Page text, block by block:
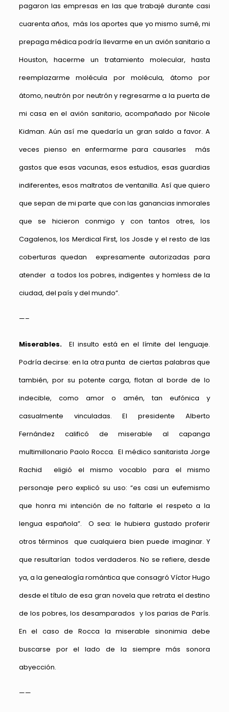
pagaron las empresas en las que trabajé durante casi
cuarenta años, más los aportes que yo mismo sumé, mi
prepaga médica podría llevarme en un avión sanitario a
Houston, hacerme un tratamiento molecular, hasta
reemplazarme molécula por molécula, átomo por
átomo, neutrón por neutrón y regresarme a la puerta de
mi casa en el avión sanitario, acompañado por Nicole
Kidman. Aún así me quedaría un gran saldo a favor. A
veces pienso en enfermarme para causarles más
gastos que esas vacunas, esos estudios, esas guardias
indiferentes, esos maltratos de ventanilla. Así que quiero
que sepan de mi parte que con las ganancias inmorales
que se hicieron conmigo y con tantos otres, los
Cagalenos, los Merdical First, los Josde y el resto de las
coberturas quedan expresamente autorizadas para
atender a todos los pobres, indigentes y homless de la
ciudad, del país y del mundo”.
—–
Miserables.El insulto está en el límite del lenguaje.
Podría decirse: en la otra punta de ciertas palabras que
también, por su potente carga, flotan al borde de lo
indecible, como amor o amén, tan eufónica y
casualmente vinculadas. El presidente Alberto
Fernández calificó de miserable al capanga
multimillonario Paolo Rocca. El médico sanitarista Jorge
Rachid eligió el mismo vocablo para el mismo
personaje pero explicó su uso: “es casi un eufemismo
que honra mi intención de no faltarle el respeto a la
lengua española”. O sea: le hubiera gustado proferir
otros términos que cualquiera bien puede imaginar. Y
que resultarían todos verdaderos. No se refiere, desde
ya, a la genealogía romántica que consagró Víctor Hugo
desde el título de esa gran novela que retrata el destino
de los pobres, los desamparados y los parias de París.
En el caso de Rocca la miserable sinonimia debe
buscarse por el lado de la siempre más sonora
abyección.
——